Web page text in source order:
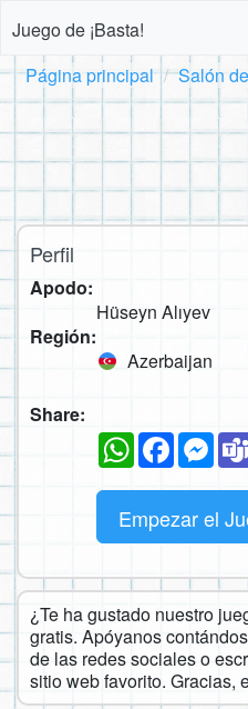
Juego de ¡Basta!
Página principal Salón
Perfil
Apodo:
Hüseyn Alıyev
Región:
Azerbaijan
Share:
WhatsApp
Empezar el
¿Te ha gustado nuestro
gratis. Apóyanos
de las redes sociales o
sitio web favorito. Gracias,